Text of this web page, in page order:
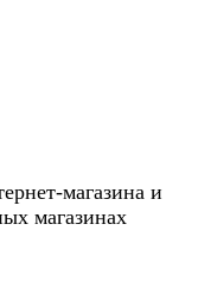
магазина и
магазинах